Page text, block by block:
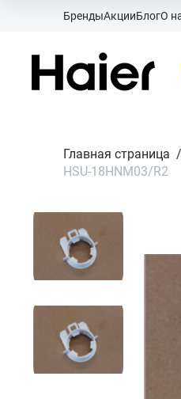
БрендыАкцииБлогО
Главная страница /
HSU-18HNM03/R2